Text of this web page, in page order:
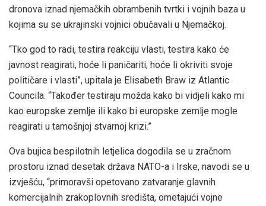
dronova iznad njemačkih obrambenih tvrtki i vojnih baza u
kojima su se ukrajinski vojnici obučavali u Njemačkoj.
“Tko god to radi, testira reakciju vlasti, testira kako će
javnost reagirati, hoće li paničariti, hoće li okriviti svoje
političare i vlasti”, upitala je Elisabeth Braw iz Atlantic
Councila. “Također testiraju možda kako bi vidjeli kako mi
kao europske zemlje ili kako bi europske zemlje mogle
reagirati u tamošnjoj stvarnoj krizi.”
Ova bujica bespilotnih letjelica dogodila se u zračnom
prostoru iznad desetak država NATO-a i Irske, navodi se u
izvješću, “primoravši opetovano zatvaranje glavnih
komercijalnih zrakoplovnih središta, ometajući vojne